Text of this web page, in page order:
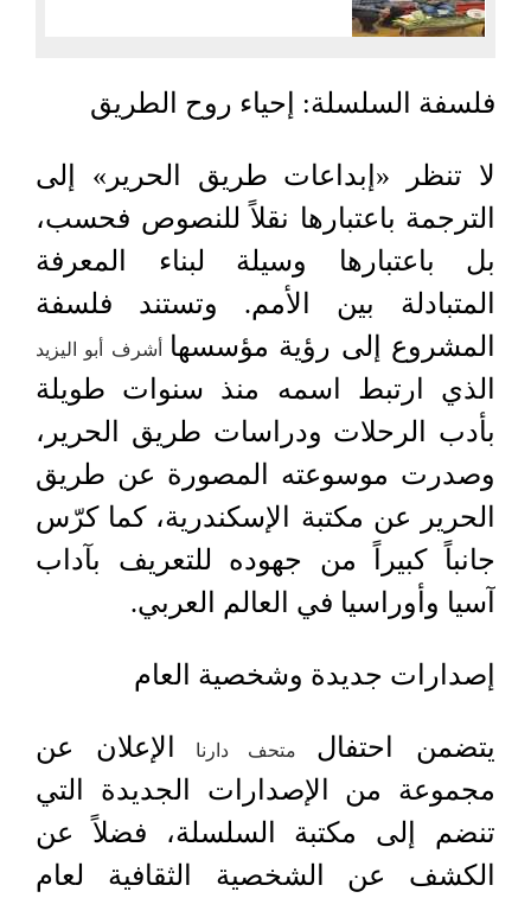
فلسفة السلسلة: إحياء روح الطريق
لا تنظر «إبداعات طريق الحرير» إلى
الترجمة باعتبارها نقلاً للنصوص فحسب،
بل باعتبارها وسيلة لبناء المعرفة
المتبادلة بين الأمم. وتستند فلسفة
المشروع إلى رؤية مؤسسها
أشرف أبو اليزيد
الذي ارتبط اسمه منذ سنوات طويلة
بأدب الرحلات ودراسات طريق الحرير،
وصدرت موسوعته المصورة عن طريق
الحرير عن مكتبة الإسكندرية، كما كرّس
جانباً كبيراً من جهوده للتعريف بآداب
آسيا وأوراسيا في العالم العربي.
إصدارات جديدة وشخصية العام
يتضمن احتفال متحف دارنا
الإعلان عن
مجموعة من الإصدارات الجديدة التي
تنضم إلى مكتبة السلسلة، فضلاً عن
الكشف عن الشخصية الثقافية لعام